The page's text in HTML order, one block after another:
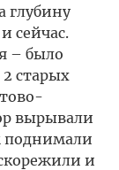
глубину
сейчас.
– было
2 старых
вырывали
поднимали
и